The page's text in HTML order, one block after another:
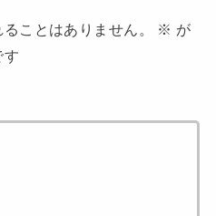
ことはありません。 ※ が
す